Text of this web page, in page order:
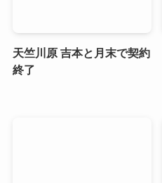
天竺川原 吉本と月末で契約
終了